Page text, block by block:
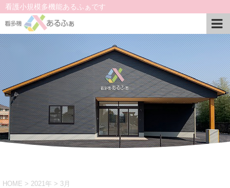
看護小規模多機能あるふぁです
HOME > 2021年 > 3月